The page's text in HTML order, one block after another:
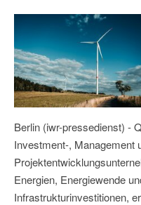
Berlin (iwr-pressedienst) -
Investment-, Management
Energien, Energiewende
Infrastrukturinvestitionen,